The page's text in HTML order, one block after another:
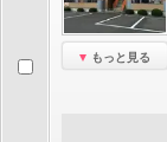
もっと見る